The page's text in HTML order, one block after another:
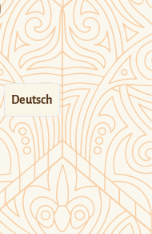
Deutsch